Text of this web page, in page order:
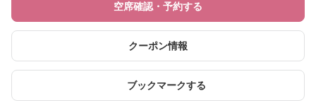
空席確認・予約する
クーポン情報
ブックマークする